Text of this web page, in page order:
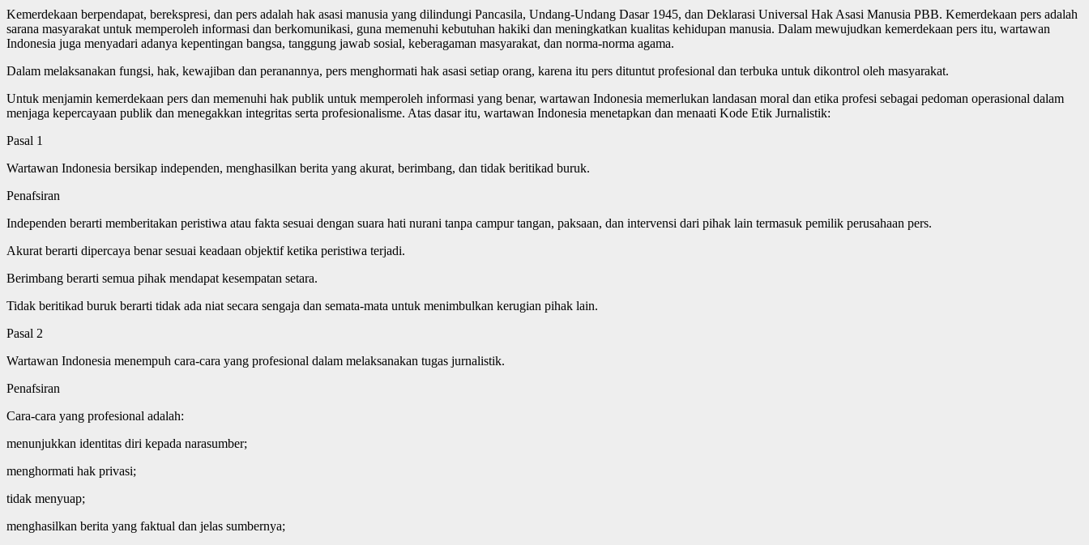
Kemerdekaan berpendapat, berekspresi, dan pers adalah hak asasi manusia yang dilindungi Pancasila, Undang-Undang Dasar 1945, dan Deklarasi Universal Hak Asasi Manusia PBB. Kemerdekaan pers adalah
sarana masyarakat untuk memperoleh informasi dan berkomunikasi, guna memenuhi kebutuhan hakiki dan meningkatkan kualitas kehidupan manusia. Dalam mewujudkan kemerdekaan pers itu, wartawan
Indonesia juga menyadari adanya kepentingan bangsa, tanggung jawab sosial, keberagaman masyarakat, dan norma-norma agama.
Dalam melaksanakan fungsi, hak, kewajiban dan peranannya, pers menghormati hak asasi setiap orang, karena itu pers dituntut profesional dan terbuka untuk dikontrol oleh masyarakat.
Untuk menjamin kemerdekaan pers dan memenuhi hak publik untuk memperoleh informasi yang benar, wartawan Indonesia memerlukan landasan moral dan etika profesi sebagai pedoman operasional dalam
menjaga kepercayaan publik dan menegakkan integritas serta profesionalisme. Atas dasar itu, wartawan Indonesia menetapkan dan menaati Kode Etik Jurnalistik:
Pasal 1
Wartawan Indonesia bersikap independen, menghasilkan berita yang akurat, berimbang, dan tidak beritikad buruk.
Penafsiran
Independen berarti memberitakan peristiwa atau fakta sesuai dengan suara hati nurani tanpa campur tangan, paksaan, dan intervensi dari pihak lain termasuk pemilik perusahaan pers.
Akurat berarti dipercaya benar sesuai keadaan objektif ketika peristiwa terjadi.
Berimbang berarti semua pihak mendapat kesempatan setara.
Tidak beritikad buruk berarti tidak ada niat secara sengaja dan semata-mata untuk menimbulkan kerugian pihak lain.
Pasal 2
Wartawan Indonesia menempuh cara-cara yang profesional dalam melaksanakan tugas jurnalistik.
Penafsiran
Cara-cara yang profesional adalah:
menunjukkan identitas diri kepada narasumber;
menghormati hak privasi;
tidak menyuap;
menghasilkan berita yang faktual dan jelas sumbernya;